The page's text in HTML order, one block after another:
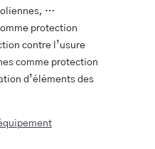
…
protection
contre l’usure
comme protection
d’éléments des